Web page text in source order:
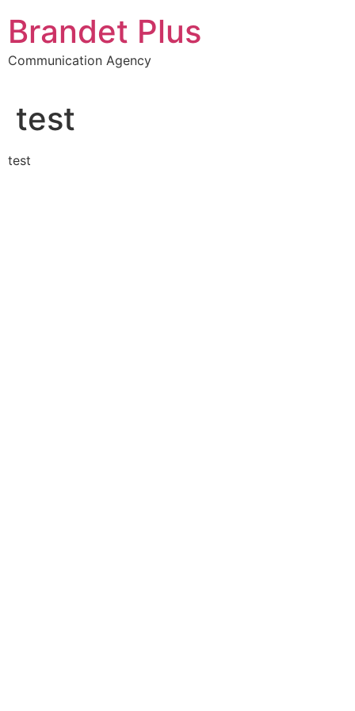
contenu
Brandet Plus
Communication Agency
test
test